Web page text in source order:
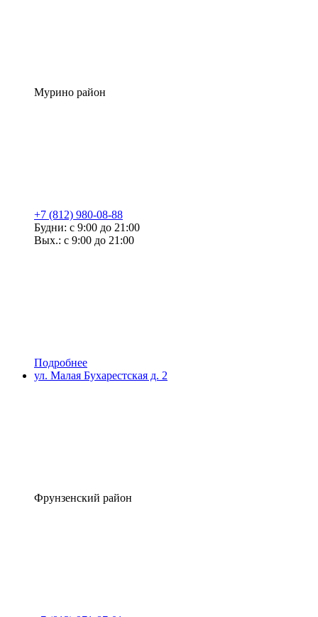
Мурино район
+7 (812) 980-08-88
Будни: с 9:00 до 21:00
Вых.: с 9:00 до 21:00
Подробнее
ул. Малая Бухарестская д. 2
Фрунзенский район